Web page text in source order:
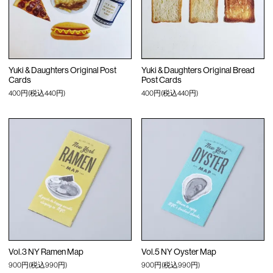
Yuki & Daughters Original Post
Cards
400円(税込440円)
Yuki & Daughters Original Bread
Post Cards
400円(税込440円)
Vol.3 NY Ramen Map
900円(税込990円)
Vol.5 NY Oyster Map
900円(税込990円)